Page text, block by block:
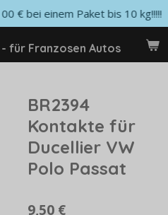
für Franzosen Autos
€ bei einem Paket bis 10 kg!!!!!
BR2394
Kontakte für
Ducellier VW
Polo Passat
9,50 €